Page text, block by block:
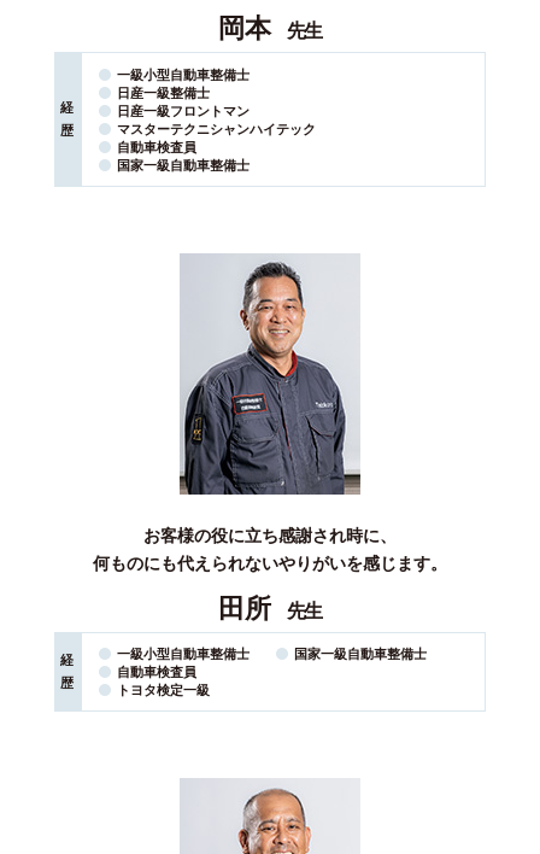
岡本 先生
経
歴
一級小型自動車整備士
日産一級整備士
日産一級フロントマン
マスターテクニシャンハイテック
自動車検査員
国家⼀級⾃動⾞整備⼠
お客様の役に立ち感謝され時に、
何ものにも代えられないやりがいを感じます。
田所 先生
経
歴
一級小型自動車整備士
自動車検査員
トヨタ検定一級
国家⼀級⾃動⾞整備⼠